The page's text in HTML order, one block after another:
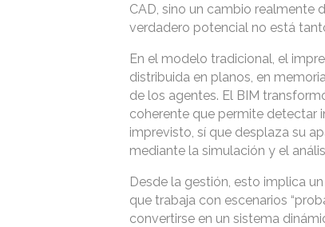
CAD, sino un cambio realmente
verdadero potencial no está
En el modelo tradicional, el
distribuida en planos, en
de los agentes. El BIM
coherente que permite detectar
imprevisto, sí que desplaza su
mediante la simulación y el
Desde la gestión, esto implica
que trabaja con escenarios
convertirse en un sistema